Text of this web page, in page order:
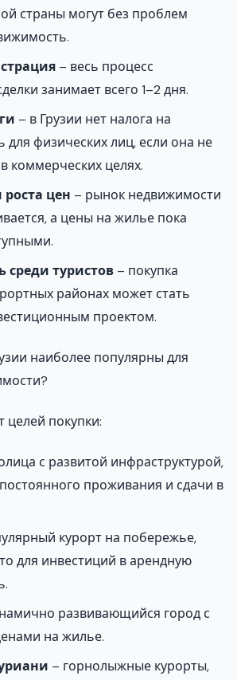
страны могут без проблем
– весь процесс
занимает всего 1–2 дня.
– в Грузии нет налога на
для физических лиц, если она не
коммерческих целях.
цен – рынок недвижимости
а цены на жилье пока
среди туристов – покупка
районах может стать
проектом.
наиболее популярны для
целей покупки:
с развитой инфраструктурой,
проживания и сдачи в
курорт на побережье,
для инвестиций в арендную
развивающийся город с
на жилье.
– горнолыжные курорты,